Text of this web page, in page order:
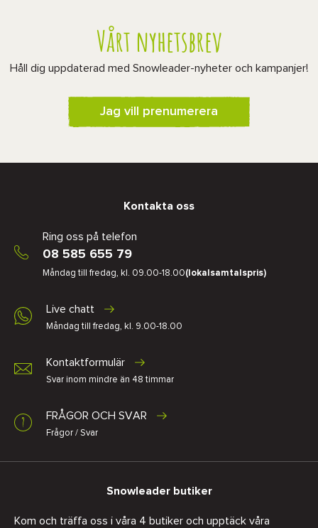
Vårt nyhetsbrev
Håll dig uppdaterad med Snowleader-nyheter och kampanjer!
Jag vill prenumerera
Kontakta oss
Ring oss på telefon
08 585 655 79
Måndag till fredag, kl. 09.00-18.00(lokalsamtalspris)
Live chatt
Måndag till fredag, kl. 9.00-18.00
Kontaktformulär
Svar inom mindre än 48 timmar
FRÅGOR OCH SVAR
Frågor / Svar
Snowleader butiker
Kom och träffa oss i våra 4 butiker och upptäck våra